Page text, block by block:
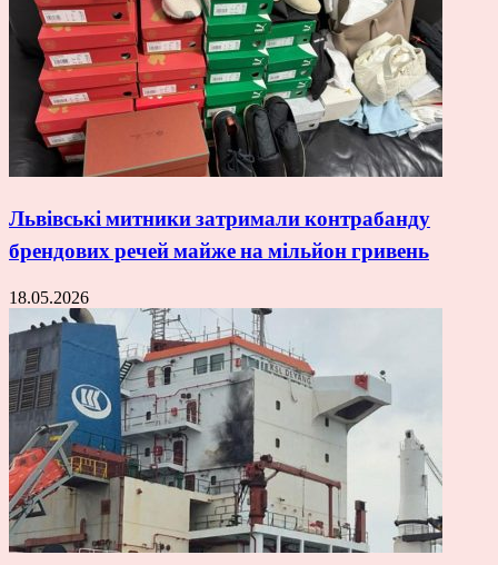
Львівські митники затримали контрабанду
брендових речей майже на мільйон гривень
18.05.2026